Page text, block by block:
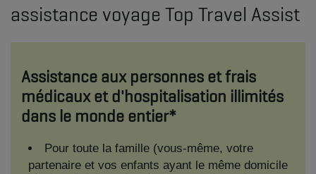
assistance voyage Top Travel Assist
Assistance aux personnes et frais
médicaux et d'hospitalisation illimités
dans le monde entier*
Pour toute la famille (vous-même, votre
partenaire et vos enfants ayant le même domicile